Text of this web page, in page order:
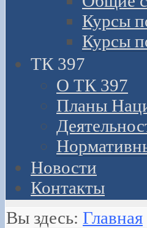
Курсы
Курсы
ТК 397
О ТК 397
Планы
Новости
Контакты
Вы здесь: Главная